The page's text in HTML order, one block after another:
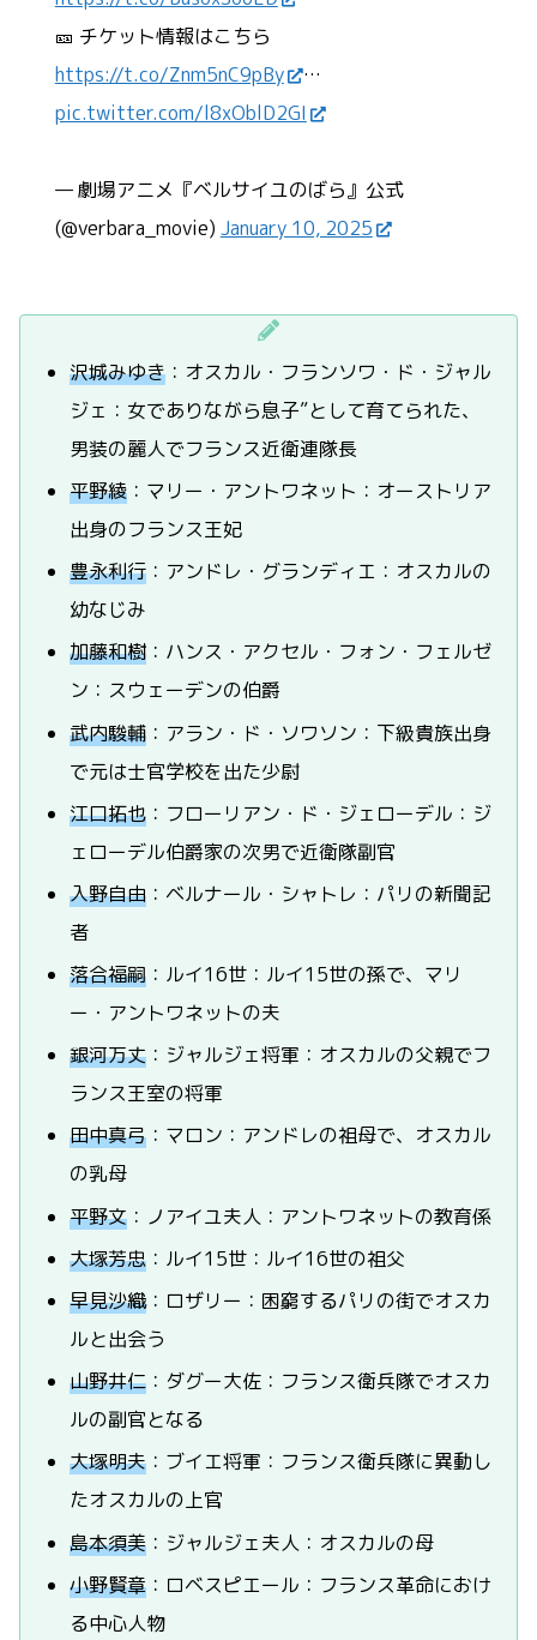
🎫 チケット情報はこちら
https://t.co/Znm5nC9pBy
…
pic.twitter.com/l8xOblD2GI
— 劇場アニメ『ベルサイユのばら』公式
(@verbara_movie) January 10, 2025
沢城みゆき ：オスカル・フランソワ・ド・ジャル
ジェ：女でありながら息子”として育てられた、
男装の麗人でフランス近衛連隊長
平野綾 ：マリー・アントワネット：オーストリア
出身のフランス王妃
豊永利行 ：アンドレ・グランディエ：オスカルの
幼なじみ
加藤和樹 ：ハンス・アクセル・フォン・フェルゼ
ン：スウェーデンの伯爵
武内駿輔 ：アラン・ド・ソワソン：下級貴族出身
で元は士官学校を出た少尉
江口拓也 ：フローリアン・ド・ジェローデル：ジ
ェローデル伯爵家の次男で近衛隊副官
入野自由 ：ベルナール・シャトレ：パリの新聞記
者
落合福嗣 ：ルイ16世：ルイ15世の孫で、マリ
ー・アントワネットの夫
銀河万丈 ：ジャルジェ将軍：オスカルの父親でフ
ランス王室の将軍
田中真弓 ：マロン：アンドレの祖母で、オスカル
の乳母
平野文 ：ノアイユ夫人：アントワネットの教育係
大塚芳忠 ：ルイ15世：ルイ16世の祖父
早見沙織：ロザリー：困窮するパリの街でオスカ
ルと出会う
山野井仁 ：ダグー大佐：フランス衛兵隊でオスカ
ルの副官となる
大塚明夫 ：ブイエ将軍：フランス衛兵隊に異動し
たオスカルの上官
島本須美 ：ジャルジェ夫人：オスカルの母
小野賢章 ：ロベスピエール：フランス革命におけ
る中心人物